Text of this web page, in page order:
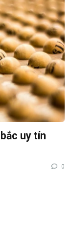
uy tín
0